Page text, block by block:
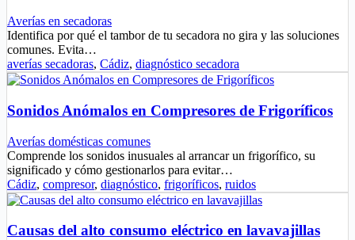
Averías en secadoras
Identifica por qué el tambor de tu secadora no gira y las soluciones
comunes. Evita…
averías secadoras, Cádiz, diagnóstico secadora
Sonidos Anómalos en Compresores de Frigoríficos
Averías domésticas comunes
Comprende los sonidos inusuales al arrancar un frigorífico, su
significado y cómo gestionarlos para evitar…
Cádiz, compresor, diagnóstico, frigoríficos, ruidos
Causas del alto consumo eléctrico en lavavajillas